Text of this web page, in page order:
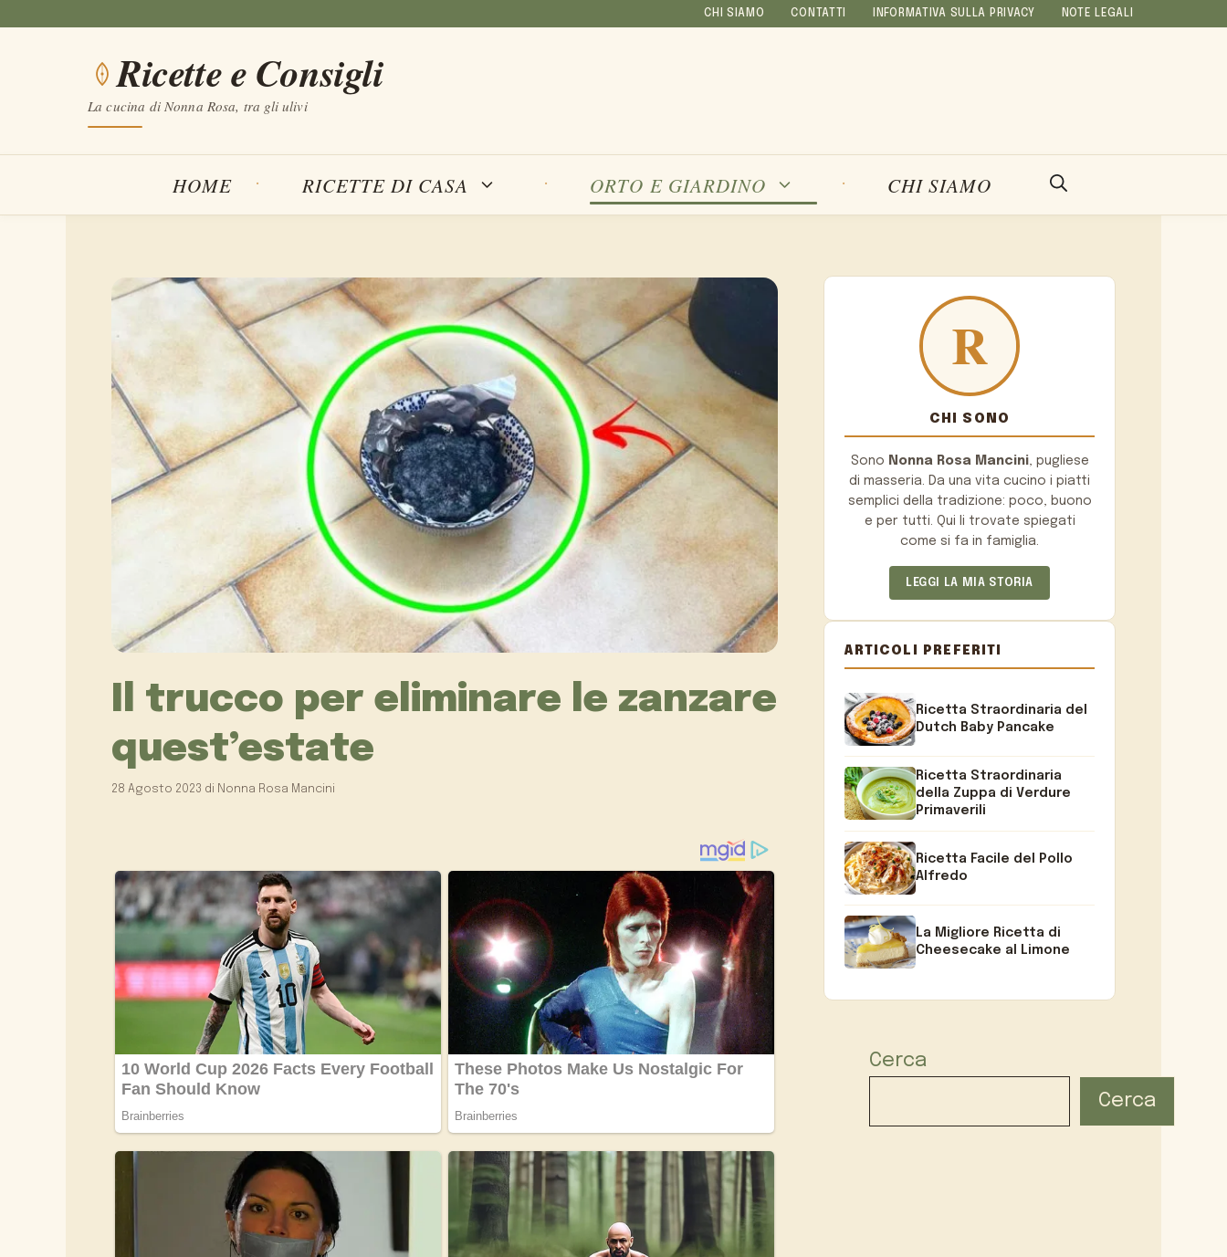
contenuto
CHI SIAMO CONTATTI INFORMATIVA SULLA PRIVACY NOTE LEGALI
Ricette e Consigli
La cucina di Nonna Rosa, tra gli ulivi
HOME RICETTE DI CASA ORTO E GIARDINO CHI SIAMO
Il trucco per eliminare le zanzare
quest’estate
28 Agosto 2023 di Nonna Rosa Mancini
CHI SONO
Sono Nonna Rosa Mancini, pugliese
di masseria. Da una vita cucino i piatti
semplici della tradizione: poco, buono
e per tutti. Qui li trovate spiegati
come si fa in famiglia.
LEGGI LA MIA STORIA
ARTICOLI PREFERITI
Ricetta Straordinaria del
Dutch Baby Pancake
Ricetta Straordinaria
della Zuppa di Verdure
Primaverili
Ricetta Facile del Pollo
Alfredo
La Migliore Ricetta di
Cheesecake al Limone
Cerca
Cerca